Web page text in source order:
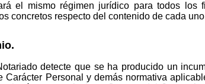
el mismo régimen jurídico para todos los
concretos respecto del contenido de cada
detecte que se ha producido un
Personal y demás normativa